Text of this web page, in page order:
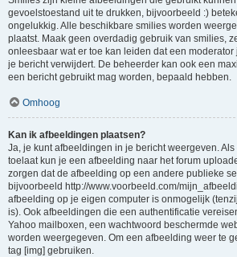
gevoelstoestand uit te drukken, bijvoorbeeld :)
ongelukkig. Alle beschikbare smilies worden
plaatst. Maak geen overdadig gebruik van smilies,
onleesbaar wat er toe kan leiden dat een moderator
je bericht verwijdert. De beheerder kan ook een
een bericht gebruikt mag worden, bepaald hebben.
Omhoog
Kan ik afbeeldingen plaatsen?
Ja, je kunt afbeeldingen in je bericht weergeven.
toelaat kun je een afbeelding naar het forum
zorgen dat de afbeelding op een andere publieke
bijvoorbeeld http://www.voorbeeld.com/
afbeelding op je eigen computer is onmogelijk
is). Ook afbeeldingen die een authentificatie
Yahoo mailboxen, een wachtwoord beschermde
worden weergegeven. Om een afbeelding weer te
tag [img] gebruiken.